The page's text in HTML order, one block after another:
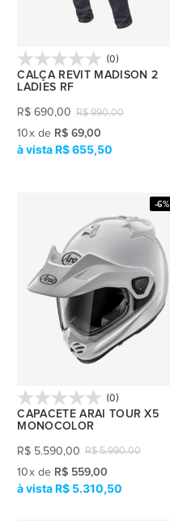
(0)
CALÇA REVIT MADISON 2
LADIES RF
R$ 990,00
R$ 690,00
10x de R$ 69,00
R$ 655,50
-6%
(0)
CAPACETE ARAI TOUR X5
MONOCOLOR
R$ 5.990,00
R$ 5.590,00
10x de R$ 559,00
R$ 5.310,50